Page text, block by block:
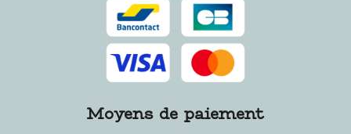
Moyens de paiement